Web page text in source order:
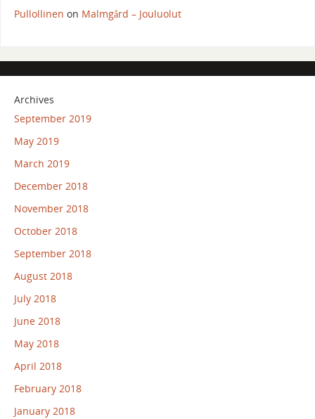
Pullollinen on Malmgård – Jouluolut
Archives
September 2019
May 2019
March 2019
December 2018
November 2018
October 2018
September 2018
August 2018
July 2018
June 2018
May 2018
April 2018
February 2018
January 2018